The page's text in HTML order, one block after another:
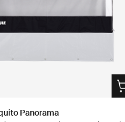
Panorama